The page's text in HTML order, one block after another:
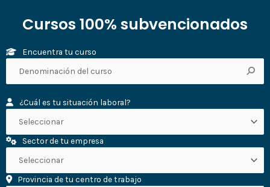
Cursos 100% subvencionados
Encuentra tu curso
¿Cuál es tu situación laboral?
Sector de tu empresa
Provincia de tu centro de trabajo